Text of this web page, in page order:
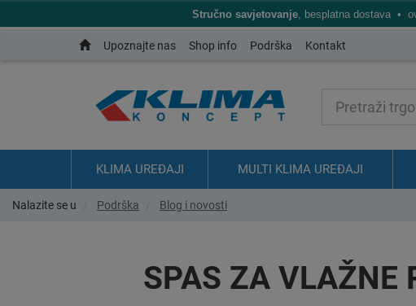
Stručno savjetovanje, besplatna dostava •
Upoznajte nas Shop info Podrška Kontakt
KLIMA UREĐAJI MULTI KLIMA UREĐAJI
Nalazite se u Podrška Blog i novosti
SPAS ZA VLAŽNE